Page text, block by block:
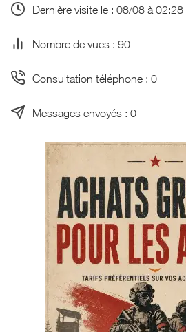
Dernière visite le : 08/08 à 02:28
Nombre de vues : 90
Consultation téléphone : 0
Messages envoyés : 0